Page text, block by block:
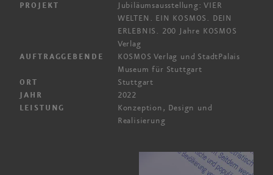
PROJEKT
Jubiläumsausstellung: VIER
WELTEN. EIN KOSMOS. DEIN
ERLEBNIS. 200 Jahre KOSMOS
Verlag
AUFTRAGGEBENDE
KOSMOS Verlag und StadtPalais
Museum für Stuttgart
ORT Stuttgart
JAHR 2022
LEISTUNG
Konzeption, Design und
Realisierung